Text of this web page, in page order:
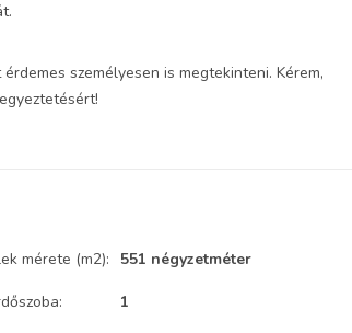
személyesen is megtekinteni. Kérem,
mérete (m2): 551 négyzetméter
1